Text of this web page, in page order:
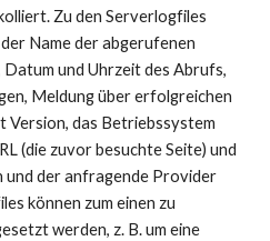
Zu den Serverlogfiles
Name der abgerufenen
und Uhrzeit des Abrufs,
Meldung über erfolgreichen
das Betriebssystem
(die zuvor besuchte Seite) und
und der anfragende Provider
können zum einen zu
werden, z. B. um eine